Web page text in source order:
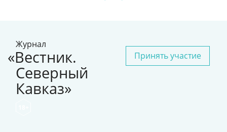
Журнал
«Вестник.
Северный
Кавказ»
Принять участие